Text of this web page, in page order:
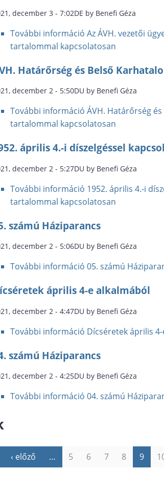
december 3 - 7:02DE by Benefi Géza
További információ Az ÁVH. vezetői
tartalommal kapcsolatosan
Határőrség és Belső
december 2 - 5:50DU by Benefi Géza
További információ ÁVH. Határőrség
tartalommal kapcsolatosan
április 4.-i díszelgéssel
december 2 - 5:27DU by Benefi Géza
További információ 1952. április 4.-i
tartalommal kapcsolatosan
számú Háziparancs
december 2 - 5:06DU by Benefi Géza
További információ 05. számú
április 4-e alkalmából
december 2 - 4:47DU by Benefi Géza
További információ Dícséretek április
számú Háziparancs
december 2 - 4:25DU by Benefi Géza
További információ 04. számú
‹ előző … 5 6 7 8 9